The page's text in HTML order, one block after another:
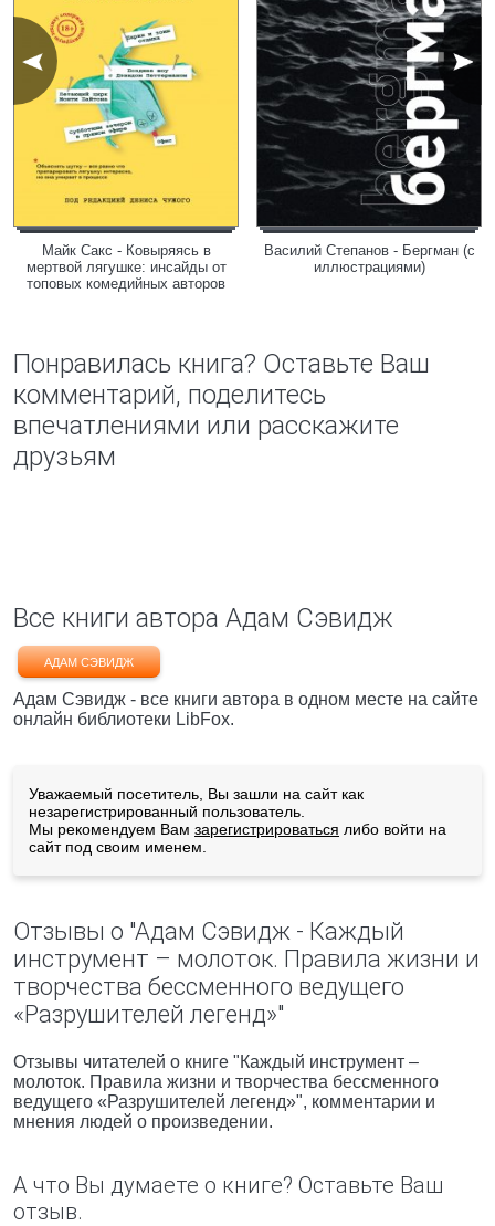
Майк Сакс - Ковыряясь в
мертвой лягушке: инсайды от
топовых комедийных авторов
Василий Степанов - Бергман (с
иллюстрациями)
Понравилась книга? Оставьте Ваш
комментарий, поделитесь
впечатлениями или расскажите
друзьям
Все книги автора Адам Сэвидж
АДАМ СЭВИДЖ
Адам Сэвидж - все книги автора в одном месте на сайте
онлайн библиотеки LibFox.
Уважаемый посетитель, Вы зашли на сайт как
незарегистрированный пользователь.
Мы рекомендуем Вам зарегистрироваться либо войти на
сайт под своим именем.
Отзывы о "Адам Сэвидж - Каждый
инструмент – молоток. Правила жизни и
творчества бессменного ведущего
«Разрушителей легенд»"
Отзывы читателей о книге "Каждый инструмент –
молоток. Правила жизни и творчества бессменного
ведущего «Разрушителей легенд»", комментарии и
мнения людей о произведении.
А что Вы думаете о книге? Оставьте Ваш
отзыв.